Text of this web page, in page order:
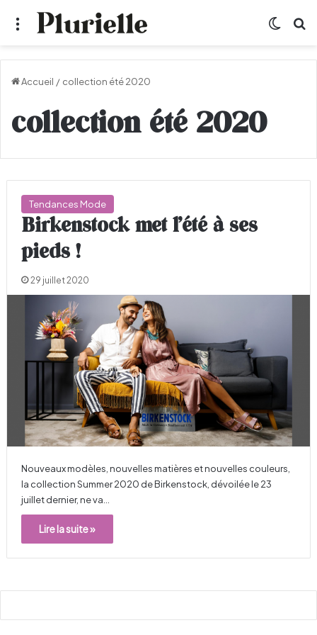
Menu
Accueil / collection été 2020
collection été 2020
Tendances Mode
Birkenstock met l’été à ses
pieds !
29 juillet 2020
Nouveaux modèles, nouvelles matières et nouvelles couleurs,
la collection Summer 2020 de Birkenstock, dévoilée le 23
juillet dernier, ne va…
Lire la suite »